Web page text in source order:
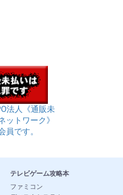
法人《通販未
ットワーク》
員です。
テレビゲーム攻略本
ファミコン